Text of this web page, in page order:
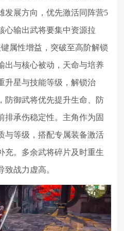
发展方向，优先激活同阵营5
心输出武将要集中资源拉
属性增益，突破至高阶解锁
出与核心被动，天命与培养
升星与技能等级，解锁治
防御武将优先提升生命、防
排承伤稳定性。主角作为固
与等级，搭配专属装备激活
充。多余武将碎片及时重生
致战力虚高。